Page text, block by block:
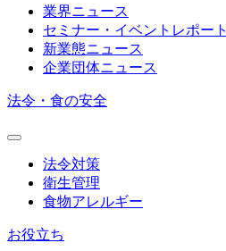
業界ニュース
セミナー・イベントレポート
新業態ニュース
企業団体ニュース
法令・食の安全
法令対策
衛生管理
食物アレルギー
お役立ち